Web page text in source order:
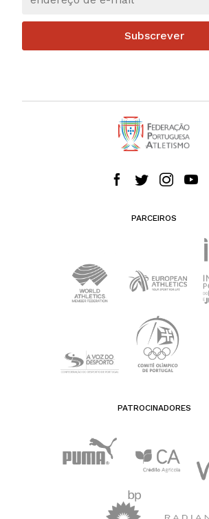
Subscrever
PARCEIROS
PATROCINADORES